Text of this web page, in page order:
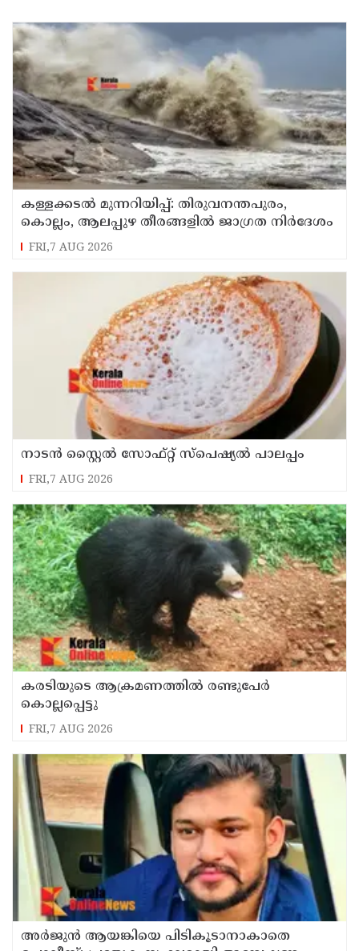
കള്ളക്കടൽ മുന്നറിയിപ്പ്: തിരുവനന്തപുരം,
കൊല്ലം, ആലപ്പുഴ തീരങ്ങളിൽ ജാഗ്രത നിർദേശം
FRI,7 AUG 2026
നാടൻ സ്റ്റൈൽ സോഫ്റ്റ് സ്പെഷ്യൽ പാലപ്പം
FRI,7 AUG 2026
കരടിയുടെ ആക്രമണത്തിൽ രണ്ടുപേർ
കൊല്ലപ്പെട്ടു
FRI,7 AUG 2026
അർജുൻ ആയങ്കിയെ പിടികൂടാനാകാതെ